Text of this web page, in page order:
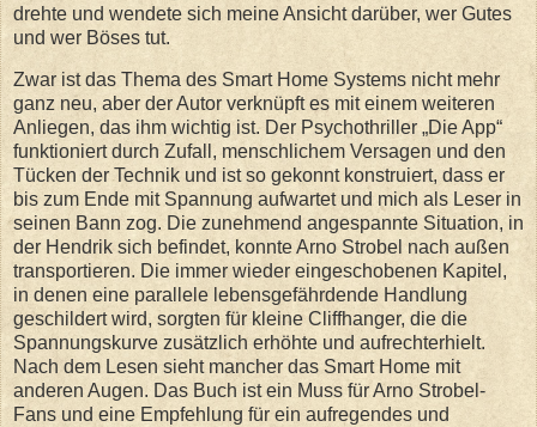
drehte und wendete sich meine Ansicht darüber, wer Gutes
und wer Böses tut.
Zwar ist das Thema des Smart Home Systems nicht mehr
ganz neu, aber der Autor verknüpft es mit einem weiteren
Anliegen, das ihm wichtig ist. Der Psychothriller „Die App“
funktioniert durch Zufall, menschlichem Versagen und den
Tücken der Technik und ist so gekonnt konstruiert, dass er
bis zum Ende mit Spannung aufwartet und mich als Leser in
seinen Bann zog. Die zunehmend angespannte Situation, in
der Hendrik sich befindet, konnte Arno Strobel nach außen
transportieren. Die immer wieder eingeschobenen Kapitel,
in denen eine parallele lebensgefährdende Handlung
geschildert wird, sorgten für kleine Cliffhanger, die die
Spannungskurve zusätzlich erhöhte und aufrechterhielt.
Nach dem Lesen sieht mancher das Smart Home mit
anderen Augen. Das Buch ist ein Muss für Arno Strobel-
Fans und eine Empfehlung für ein aufregendes und